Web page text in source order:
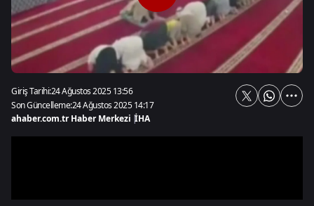
Giriş Tarihi:24 Ağustos 2025 13:56
Son Güncelleme:24 Ağustos 2025 14:17
ahaber.com.tr Haber Merkezi |İHA